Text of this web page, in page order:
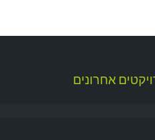
אחרונים